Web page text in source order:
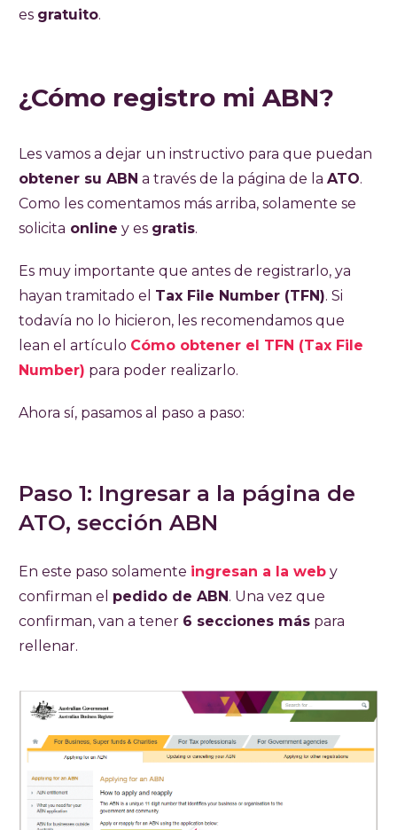
es gratuito.
¿Cómo registro mi ABN?
Les vamos a dejar un instructivo para que puedan
obtener su ABN a través de la página de la ATO.
Como les comentamos más arriba, solamente se
solicita online y es gratis.
Es muy importante que antes de registrarlo, ya
hayan tramitado el Tax File Number (TFN). Si
todavía no lo hicieron, les recomendamos que
lean el artículo Cómo obtener el TFN (Tax File
Number) para poder realizarlo.
Ahora sí, pasamos al paso a paso:
Paso 1: Ingresar a la página de
ATO, sección ABN
En este paso solamente ingresan a la web y
confirman el pedido de ABN . Una vez que
confirman, van a tener 6 secciones más para
rellenar.